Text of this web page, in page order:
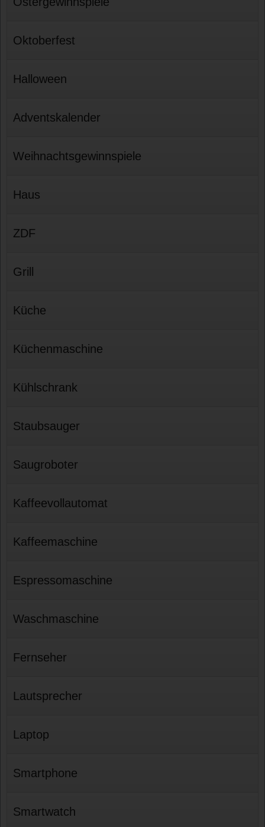
Oktoberfest
Halloween
Adventskalender
Weihnachtsgewinnspiele
Haus
ZDF
Grill
Küche
Küchenmaschine
Kühlschrank
Staubsauger
Saugroboter
Kaffeevollautomat
Kaffeemaschine
Espressomaschine
Waschmaschine
Fernseher
Lautsprecher
Laptop
Smartphone
Smartwatch